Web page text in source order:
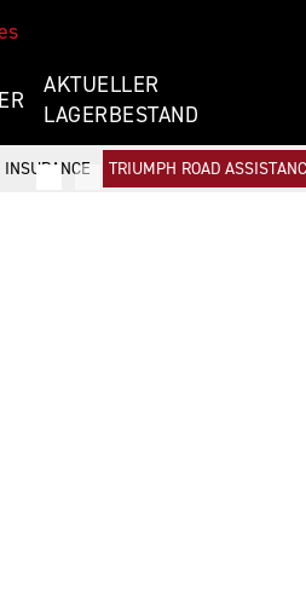
AKTUELLER
LAGERBESTAND
TRIUMPH ROAD